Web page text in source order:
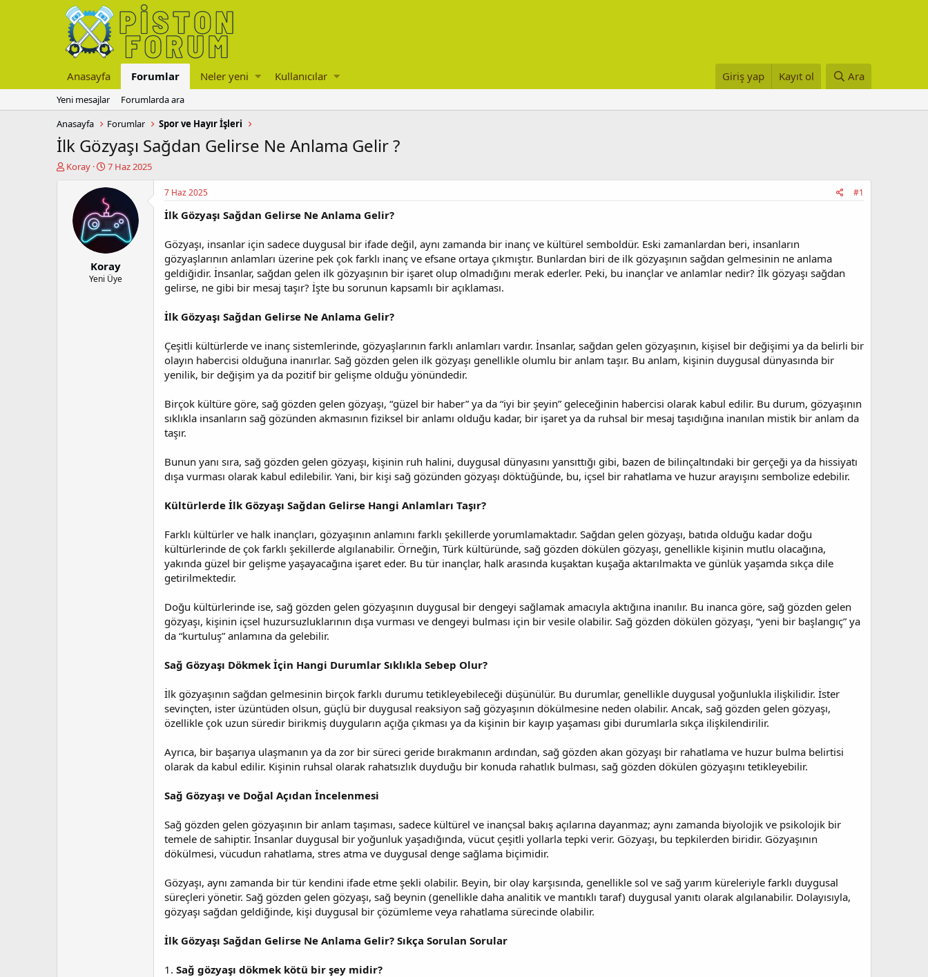
Anasayfa Forumlar Neler yeni Kullanıcılar Giriş yap Kayıt ol Ara
Yeni mesajlar
Forumlarda ara
Anasayfa
Forumlar Spor ve Hayır İşleri
İlk Gözyaşı Sağdan Gelirse Ne Anlama Gelir ?
K
Koray
B
ş
l
a
n
g
ı
ç
t
7 Haz 2025
Koray
Yeni Üye
7 Haz 2025 #1
İlk Gözyaşı Sağdan Gelirse Ne Anlama Gelir?
Gözyaşı, insanlar için sadece duygusal bir ifade değil, aynı zamanda bir inanç ve kültürel semboldür. Eski zamanlardan beri, insanların
gözyaşlarının anlamları üzerine pek çok farklı inanç ve efsane ortaya çıkmıştır. Bunlardan biri de ilk gözyaşının sağdan gelmesinin ne anlama
geldiğidir. İnsanlar, sağdan gelen ilk gözyaşının bir işaret olup olmadığını merak ederler. Peki, bu inançlar ve anlamlar nedir? İlk gözyaşı sağdan
gelirse, ne gibi bir mesaj taşır? İşte bu sorunun kapsamlı bir açıklaması.
İlk Gözyaşı Sağdan Gelirse Ne Anlama Gelir?
Çeşitli kültürlerde ve inanç sistemlerinde, gözyaşlarının farklı anlamları vardır. İnsanlar, sağdan gelen gözyaşının, kişisel bir değişimi ya da belirli bir
olayın habercisi olduğuna inanırlar. Sağ gözden gelen ilk gözyaşı genellikle olumlu bir anlam taşır. Bu anlam, kişinin duygusal dünyasında bir
yenilik, bir değişim ya da pozitif bir gelişme olduğu yönündedir.
Birçok kültüre göre, sağ gözden gelen gözyaşı, “güzel bir haber” ya da “iyi bir şeyin” geleceğinin habercisi olarak kabul edilir. Bu durum, gözyaşının
sıklıkla insanların sağ gözünden akmasının fiziksel bir anlamı olduğu kadar, bir işaret ya da ruhsal bir mesaj taşıdığına inanılan mistik bir anlam da
taşır.
Bunun yanı sıra, sağ gözden gelen gözyaşı, kişinin ruh halini, duygusal dünyasını yansıttığı gibi, bazen de bilinçaltındaki bir gerçeği ya da hissiyatı
dışa vurması olarak kabul edilebilir. Yani, bir kişi sağ gözünden gözyaşı döktüğünde, bu, içsel bir rahatlama ve huzur arayışını sembolize edebilir.
Kültürlerde İlk Gözyaşı Sağdan Gelirse Hangi Anlamları Taşır?
Farklı kültürler ve halk inançları, gözyaşının anlamını farklı şekillerde yorumlamaktadır. Sağdan gelen gözyaşı, batıda olduğu kadar doğu
kültürlerinde de çok farklı şekillerde algılanabilir. Örneğin, Türk kültüründe, sağ gözden dökülen gözyaşı, genellikle kişinin mutlu olacağına,
yakında güzel bir gelişme yaşayacağına işaret eder. Bu tür inançlar, halk arasında kuşaktan kuşağa aktarılmakta ve günlük yaşamda sıkça dile
getirilmektedir.
Doğu kültürlerinde ise, sağ gözden gelen gözyaşının duygusal bir dengeyi sağlamak amacıyla aktığına inanılır. Bu inanca göre, sağ gözden gelen
gözyaşı, kişinin içsel huzursuzluklarının dışa vurması ve dengeyi bulması için bir vesile olabilir. Sağ gözden dökülen gözyaşı, “yeni bir başlangıç” ya
da “kurtuluş” anlamına da gelebilir.
Sağ Gözyaşı Dökmek İçin Hangi Durumlar Sıklıkla Sebep Olur?
İlk gözyaşının sağdan gelmesinin birçok farklı durumu tetikleyebileceği düşünülür. Bu durumlar, genellikle duygusal yoğunlukla ilişkilidir. İster
sevinçten, ister üzüntüden olsun, güçlü bir duygusal reaksiyon sağ gözyaşının dökülmesine neden olabilir. Ancak, sağ gözden gelen gözyaşı,
özellikle çok uzun süredir birikmiş duyguların açığa çıkması ya da kişinin bir kayıp yaşaması gibi durumlarla sıkça ilişkilendirilir.
Ayrıca, bir başarıya ulaşmanın ya da zor bir süreci geride bırakmanın ardından, sağ gözden akan gözyaşı bir rahatlama ve huzur bulma belirtisi
olarak da kabul edilir. Kişinin ruhsal olarak rahatsızlık duyduğu bir konuda rahatlık bulması, sağ gözden dökülen gözyaşını tetikleyebilir.
Sağ Gözyaşı ve Doğal Açıdan İncelenmesi
Sağ gözden gelen gözyaşının bir anlam taşıması, sadece kültürel ve inançsal bakış açılarına dayanmaz; aynı zamanda biyolojik ve psikolojik bir
temele de sahiptir. İnsanlar duygusal bir yoğunluk yaşadığında, vücut çeşitli yollarla tepki verir. Gözyaşı, bu tepkilerden biridir. Gözyaşının
dökülmesi, vücudun rahatlama, stres atma ve duygusal denge sağlama biçimidir.
Gözyaşı, aynı zamanda bir tür kendini ifade etme şekli olabilir. Beyin, bir olay karşısında, genellikle sol ve sağ yarım küreleriyle farklı duygusal
süreçleri yönetir. Sağ gözden gelen gözyaşı, sağ beynin (genellikle daha analitik ve mantıklı taraf) duygusal yanıtı olarak algılanabilir. Dolayısıyla,
gözyaşı sağdan geldiğinde, kişi duygusal bir çözümleme veya rahatlama sürecinde olabilir.
İlk Gözyaşı Sağdan Gelirse Ne Anlama Gelir? Sıkça Sorulan Sorular
1. Sağ gözyaşı dökmek kötü bir şey midir?